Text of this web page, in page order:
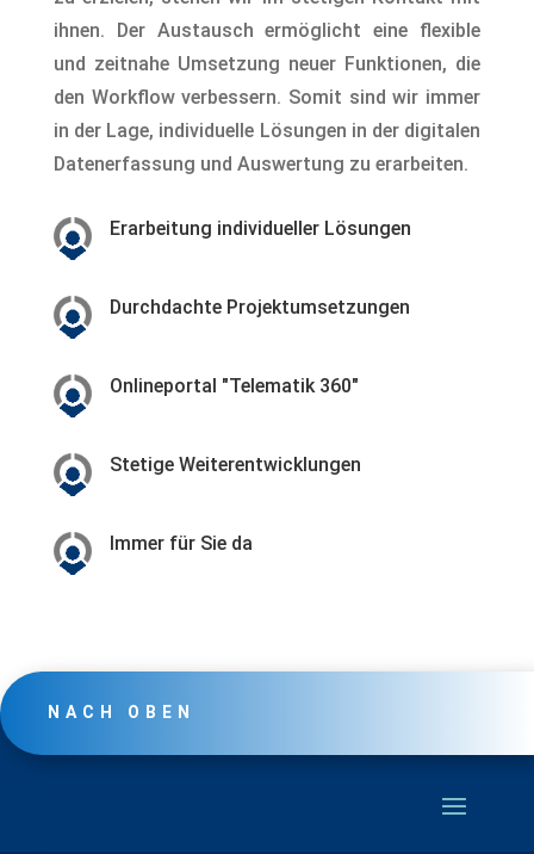
ihnen. Der Austausch ermöglicht eine flexible
und zeitnahe Umsetzung neuer Funktionen, die
den Workflow verbessern. Somit sind wir immer
in der Lage, individuelle Lösungen in der digitalen
Datenerfassung und Auswertung zu erarbeiten.
Erarbeitung individueller Lösungen
Durchdachte Projektumsetzungen
Onlineportal "Telematik 360"
Stetige Weiterentwicklungen
Immer für Sie da
NACH OBEN